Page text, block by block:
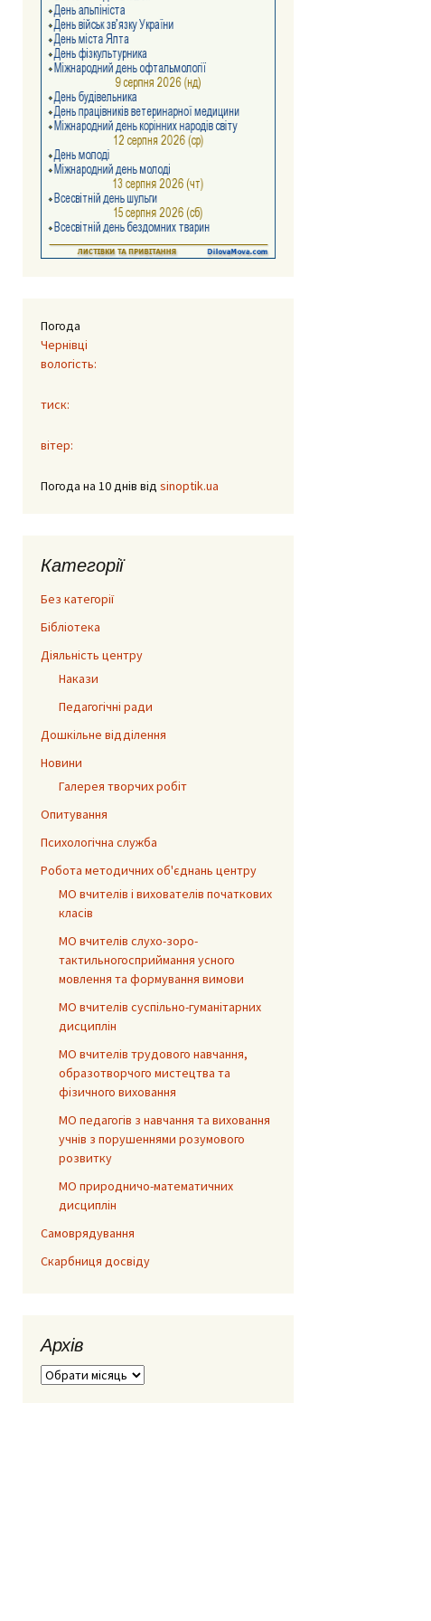
Погода
Чернівці
вологість:
тиск:
вітер:
Погода на 10 днів від sinoptik.ua
Категорії
Без категорії
Бібліотека
Діяльність центру
Накази
Педагогічні ради
Дошкільне відділення
Новини
Галерея творчих робіт
Опитування
Психологічна служба
Робота методичних об'єднань центру
МО вчителів і вихователів початкових
класів
МО вчителів слухо-зоро-
тактильногосприймання усного
мовлення та формування вимови
МО вчителів суспільно-гуманітарних
дисциплін
МО вчителів трудового навчання,
образотворчого мистецтва та
фізичного виховання
МО педагогів з навчання та виховання
учнів з порушеннями розумового
розвитку
МО природничо-математичних
дисциплін
Самоврядування
Скарбниця досвіду
Архів
Архів